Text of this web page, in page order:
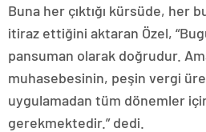
Buna her çıktığı kürsüde, her
itiraz ettiğini aktaran Özel,
pansuman olarak doğrudur.
muhasebesinin, peşin vergi
uygulamadan tüm dönemler için
gerekmektedir.” dedi.